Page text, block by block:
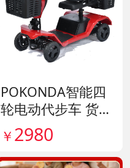
POKONDA智能四
轮电动代步车 货号
138856
￥ 2980